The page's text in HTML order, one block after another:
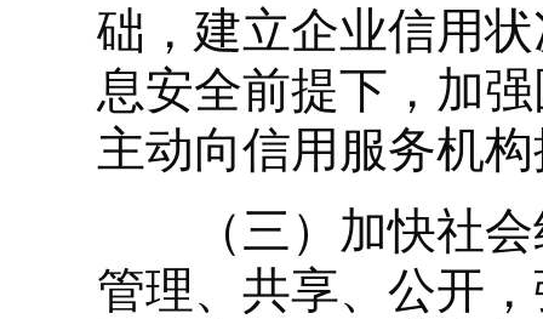
础，建立企业信用
息安全前提下，加
主动向信用服务机
（三）加快社会
管理、共享、公开